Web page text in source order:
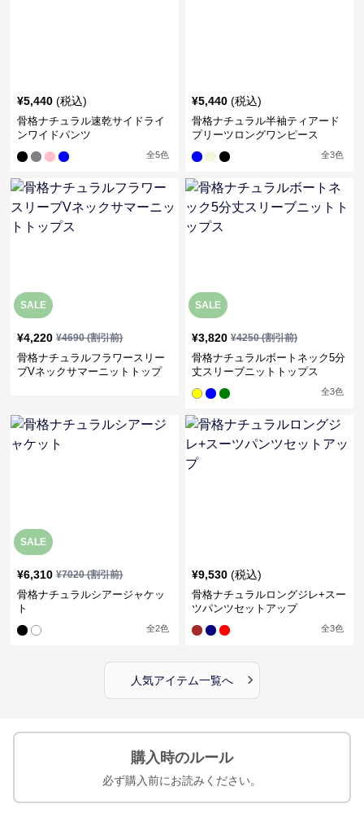
¥5,440 (税込)
骨格ナチュラル速乾サイドライ
ンワイドパンツ
全5色
¥5,440 (税込)
骨格ナチュラル半袖ティアード
プリーツロングワンピース
全3色
SALE
¥4,220 ¥4690(割引前)
骨格ナチュラルフラワースリー
ブVネックサマーニットトップ
SALE
¥3,820 ¥4250(割引前)
骨格ナチュラルボートネック5分
丈スリーブニットトップス
全3色
SALE
¥6,310 ¥7020(割引前)
骨格ナチュラルシアージャケッ
ト
全2色
¥9,530 (税込)
骨格ナチュラルロングジレ+スー
ツパンツセットアップ
全3色
人気アイテム一覧へ ›
購入時のルール
必ず購入前にお読みください。